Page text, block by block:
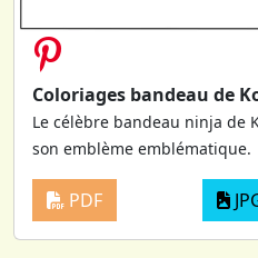
Coloriages bandeau de
Le célèbre bandeau ninja de
son emblème emblématique.
PDF